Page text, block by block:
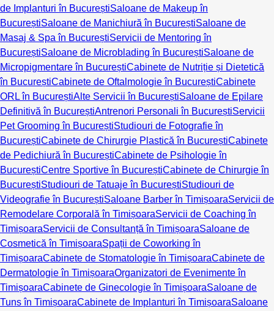
de Implanturi în BucureștiSaloane de Makeup în
BucureștiSaloane de Manichiură în BucureștiSaloane de
Masaj & Spa în BucureștiServicii de Mentoring în
BucureștiSaloane de Microblading în BucureștiSaloane de
Micropigmentare în BucureștiCabinete de Nutriție și Dietetică
în BucureștiCabinete de Oftalmologie în BucureștiCabinete
ORL în BucureștiAlte Servicii în BucureștiSaloane de Epilare
Definitivă în BucureștiAntrenori Personali în BucureștiServicii
Pet Grooming în BucureștiStudiouri de Fotografie în
BucureștiCabinete de Chirurgie Plastică în BucureștiCabinete
de Pedichiură în BucureștiCabinete de Psihologie în
BucureștiCentre Sportive în BucureștiCabinete de Chirurgie în
BucureștiStudiouri de Tatuaje în BucureștiStudiouri de
Videografie în BucureștiSaloane Barber în TimișoaraServicii de
Remodelare Corporală în TimișoaraServicii de Coaching în
TimișoaraServicii de Consultanță în TimișoaraSaloane de
Cosmetică în TimișoaraSpații de Coworking în
TimișoaraCabinete de Stomatologie în TimișoaraCabinete de
Dermatologie în TimișoaraOrganizatori de Evenimente în
TimișoaraCabinete de Ginecologie în TimișoaraSaloane de
Tuns în TimișoaraCabinete de Implanturi în TimișoaraSaloane